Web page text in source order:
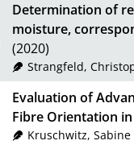
Determination of
moisture,
(2020)
Strangfeld,
Evaluation of
Fibre Orientation
Kruschwitz, Sabine